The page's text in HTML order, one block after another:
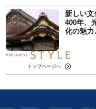
新しい
400年、
化の魅力
トップページへ